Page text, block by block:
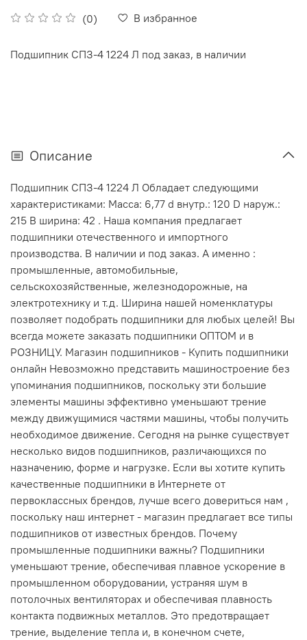
(0) В избранное
Подшипник СПЗ-4 1224 Л под заказ, в наличии
Описание
Подшипник СПЗ-4 1224 Л Обладает следующими
характеристиками: Масса: 6,77 d внутр.: 120 D наруж.:
215 В ширина: 42 . Наша компания предлагает
подшипники отечественного и импортного
производства. В наличии и под заказ. А именно :
промышленные, автомобильные,
сельскохозяйственные, железнодорожные, на
электротехнику и т.д. Ширина нашей номенклатуры
позволяет подобрать подшипники для любых целей! Вы
всегда можете заказать подшипники ОПТОМ и в
РОЗНИЦУ. Магазин подшипников - Купить подшипники
онлайн Невозможно представить машиностроение без
упоминания подшипников, поскольку эти большие
элементы машины эффективно уменьшают трение
между движущимися частями машины, чтобы получить
необходимое движение. Сегодня на рынке существует
несколько видов подшипников, различающихся по
назначению, форме и нагрузке. Если вы хотите купить
качественные подшипники в Интернете от
первоклассных брендов, лучше всего довериться нам ,
поскольку наш интернет - магазин предлагает все типы
подшипников от известных брендов. Почему
промышленные подшипники важны? Подшипники
уменьшают трение, обеспечивая плавное ускорение в
промышленном оборудовании, устраняя шум в
потолочных вентиляторах и обеспечивая плавность
контакта подвижных металлов. Это предотвращает
трение, выделение тепла и, в конечном счете,